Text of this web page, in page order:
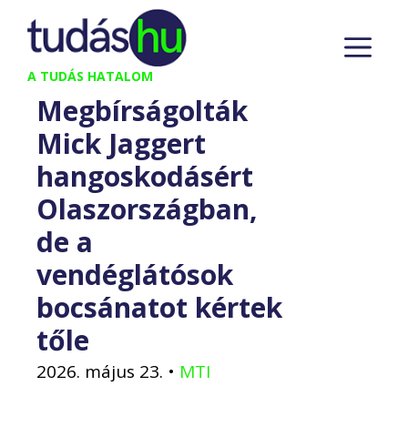
Kilépés
tartalomba
A TUDÁS HATALOM
Megbírságolták
Mick Jaggert
hangoskodásért
Olaszországban,
de a
vendéglátósok
bocsánatot kértek
tőle
2026. május 23. • MTI